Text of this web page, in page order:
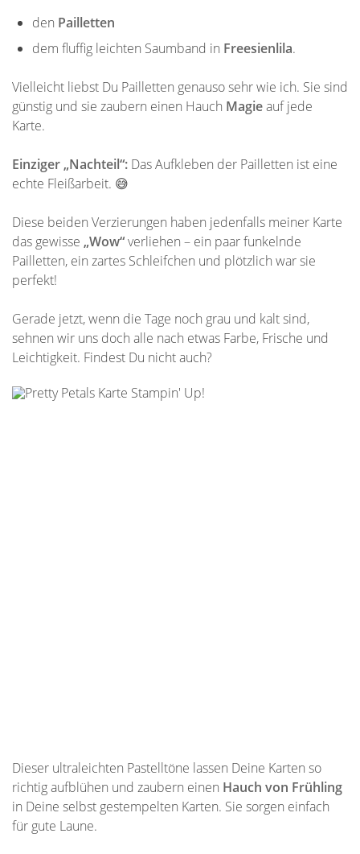
den Pailletten
dem fluffig leichten Saumband in Freesienlila.
Vielleicht liebst Du Pailletten genauso sehr wie ich. Sie sind
günstig und sie zaubern einen Hauch Magieauf jede
Karte.
Einziger „Nachteil“: Das Aufkleben der Pailletten ist eine
echte Fleißarbeit. 😅
Diese beiden Verzierungen haben jedenfalls meiner Karte
das gewisse „Wow“verliehen – ein paar funkelnde
Pailletten, ein zartes Schleifchen und plötzlich war sie
perfekt!
Gerade jetzt, wenn die Tage noch grau und kalt sind,
sehnen wir uns doch alle nach etwas Farbe, Frische und
Leichtigkeit. Findest Du nicht auch?
Dieser ultraleichten Pastelltöne lassen Deine Karten so
richtig aufblühen und zaubern einen Hauch von Frühling
in Deine selbst gestempelten Karten. Sie sorgen einfach
für gute Laune.